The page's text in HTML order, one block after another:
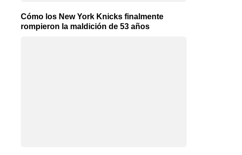
Cómo los New York Knicks finalmente
rompieron la maldición de 53 años